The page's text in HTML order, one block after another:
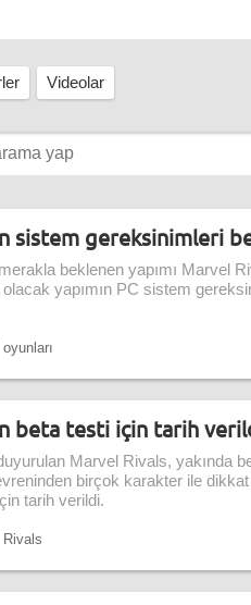
Videolar
sistem gereksinimleri
beklenen yapımı Marvel
yapımın PC sistem
beta testi için tarih
Marvel Rivals, yakında
birçok karakter ile
tarih verildi.
Rivals